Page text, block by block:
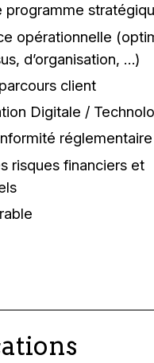
programme
opérationnelle
d’organisation, …)
client
Digitale /
réglementaire
risques financiers et